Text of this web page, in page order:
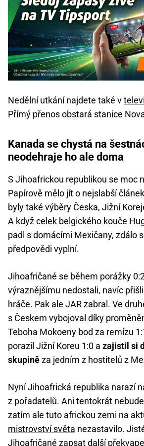
Nedělní utkání najdete také v
Přímý přenos obstará stanice
Kanada se chystá na
neodehraje ho ale doma
S Jihoafrickou republikou se moc
Papírově mělo jít o nejslabší
byly také výběry Česka, Jižní
A když celek belgického kouče
padl s domácími Mexičany, zdálo
předpovědi vyplní.
Jihoafričané se během porážky
výraznějšímu nedostali, navíc
hráče. Pak ale JAR zabral. Ve
s Českem vybojoval díky
Teboha Mokoeny bod za remízu
porazil Jižní Koreu 1:0 a zajistil si
skupiněza jedním z hostitelů z
Nyní Jihoafrická republika narazí
z pořadatelů. Ani tentokrát
zatím ale tuto africkou zemi na
mistrovství světa nezastavilo.
Jihoafričané zapsat další